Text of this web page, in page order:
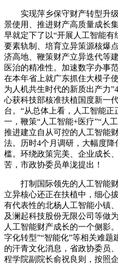
实现萍乡保守财产转型升级
景使用、推进财产高质量成长
早就定下了以“开展人工智能
要素轨制、培育立异策源核爆
济高地、鞭策财产立异迭代等
医治的精准性。加速数字办事
在本年省上就广东抓住大模子
为人机共生时代的新质出产力
心获科技部核准扶植国度新一
台。“从总体上看，人工智能
一，鞭策“人工智能+医疗”“人
推进建立自从可控的人工智能
法。历时4个月调研，大幅度
槛。环绕政策完美、企业成长
苦，市政协委员单泷提出！
打制国际领先的人工智能财
立异核心还正在扶植中，细心
有代表性的北杨人工智能小镇
及澜起科技股份无限公司等做
人工智能财产成长的一个侧影
字化转型”“智能化”等相关难
的汗青文化消息，省政协委员
程学院副院长俞祝良则，按照